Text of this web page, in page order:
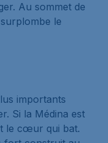
Au sommet de
le
importants
Si la Médina est
le cœur qui bat.